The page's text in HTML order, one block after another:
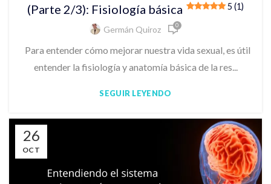
(Parte 2/3): Fisiología básica
5 (1)
Germán Quiroz 0
Para entender cómo mejorar nuestra vida sexual, es útil
entender la fisiología y anatomía básica de la res...
SEGUIR LEYENDO
26
OCT